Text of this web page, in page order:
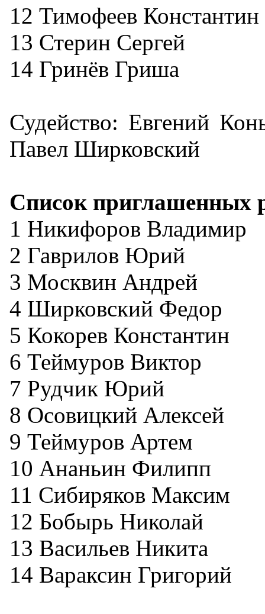
12 Тимофеев Константин
13 Стерин Сергей
14 Гринёв Гриша
Судейство: Евгений
Павел Ширковский
Список приглашенных
1 Никифоров Владимир
2 Гаврилов Юрий
3 Москвин Андрей
4 Ширковский Федор
5 Кокорев Константин
6 Теймуров Виктор
7 Рудчик Юрий
8 Осовицкий Алексей
9 Теймуров Артем
10 Ананьин Филипп
11 Сибиряков Максим
12 Бобырь Николай
13 Васильев Никита
14 Вараксин Григорий